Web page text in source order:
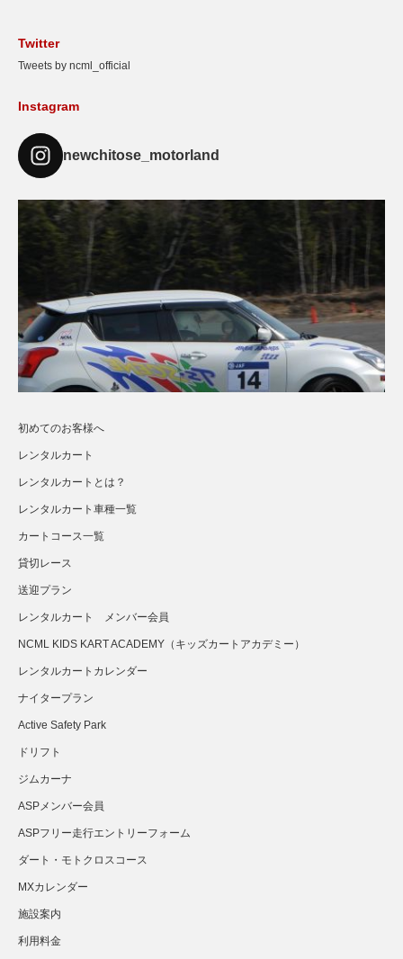
Twitter
Tweets by ncml_official
Instagram
newchitose_motorland
初めてのお客様へ
レンタルカート
レンタルカートとは？
レンタルカート車種一覧
カートコース一覧
貸切レース
送迎プラン
レンタルカート メンバー会員
NCML KIDS KART ACADEMY（キッズカートアカデミー）
レンタルカートカレンダー
ナイタープラン
Active Safety Park
ドリフト
ジムカーナ
ASPメンバー会員
ASPフリー走行エントリーフォーム
ダート・モトクロスコース
MXカレンダー
施設案内
利用料金